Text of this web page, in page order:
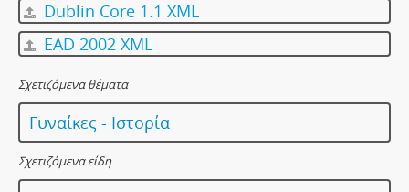
Dublin Core 1.1 XML
EAD 2002 XML
Σχετιζόμενα θέματα
Γυναίκες - Ιστορία
Σχετιζόμενα είδη